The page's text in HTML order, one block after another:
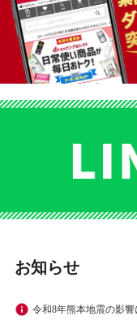
お知らせ
令和8年熊本地震の影